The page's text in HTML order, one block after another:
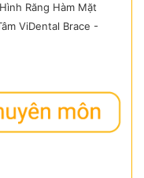
Răng Hàm Mặt
ViDental Brace -